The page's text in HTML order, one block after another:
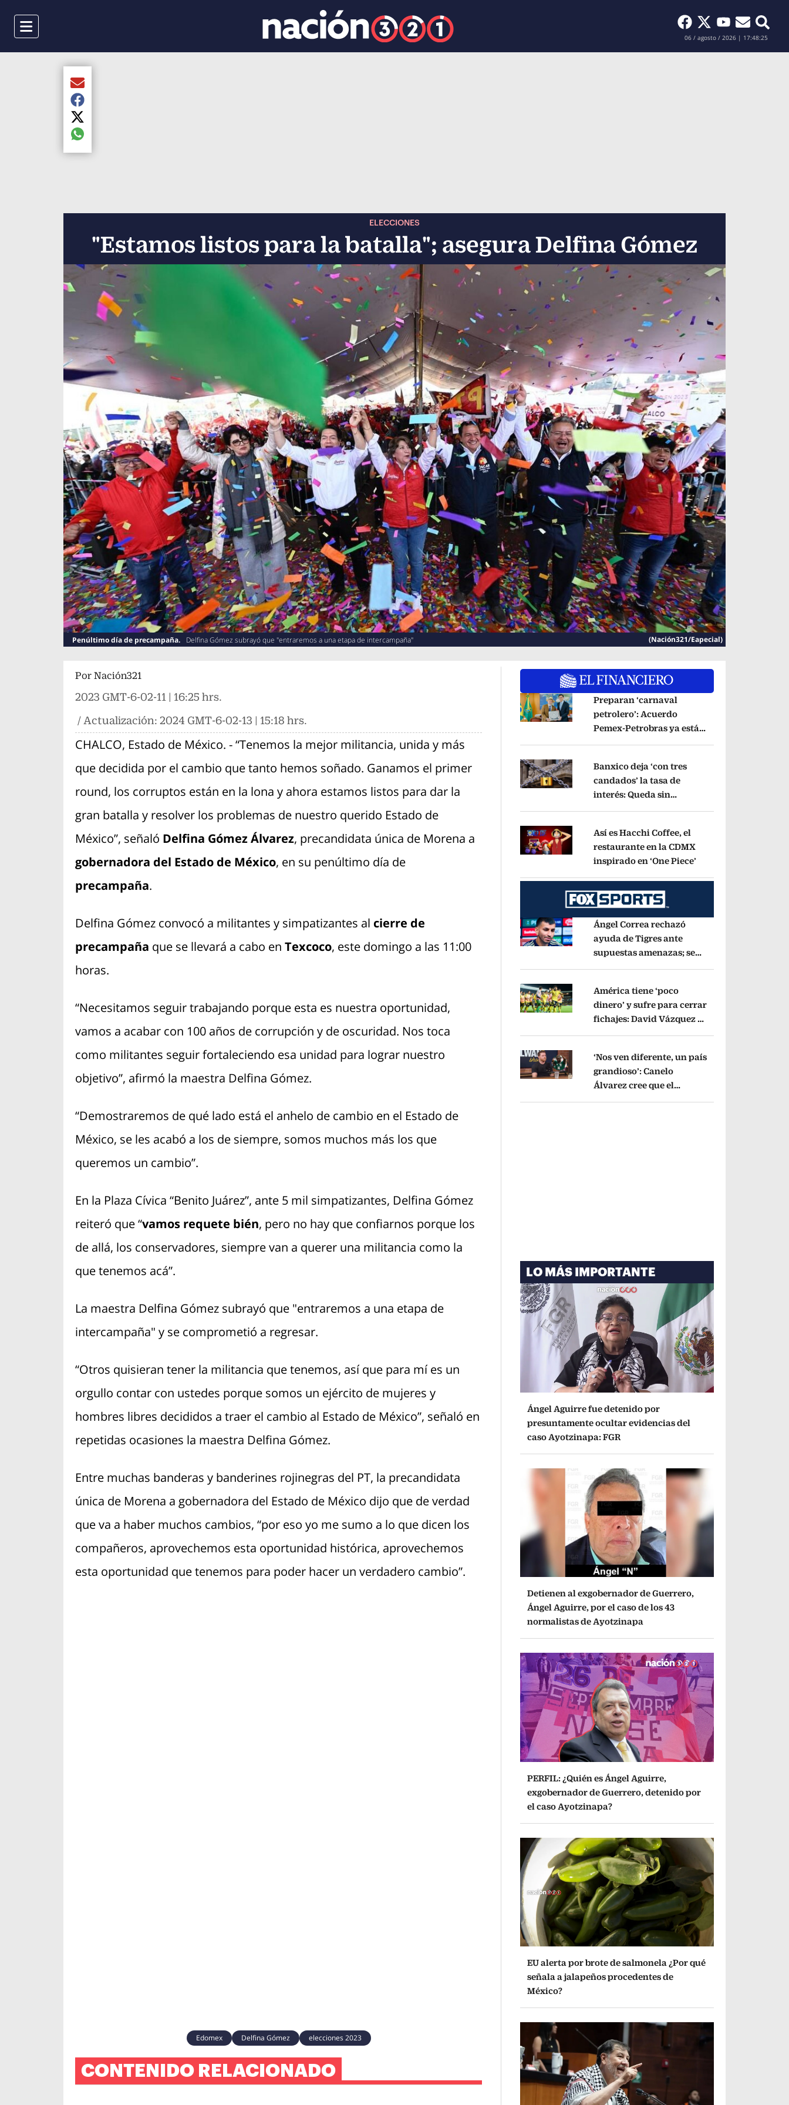
Menu Buscar
06 / agosto / 2026 | 17:48:26
ELECCIONES
"Estamos listos para la batalla"; asegura Delfina Gómez
Penúltimo día de precampaña. Delfina Gómez subrayó que "entraremos a una etapa de intercampaña" (Nación321/Eapecial)
Compartir el artículo actual mediante Email
Compartir el artículo actual mediante Facebook
Compartir el artículo actual mediante Twitter
Compartir el artículo actual mediante global.social-whatsapp
Por Nación321
2023 GMT-6-02-11 | 16:25 hrs.
/ Actualización: 2024 GMT-6-02-13 | 15:18 hrs.
CHALCO, Estado de México. - “Tenemos la mejor militancia, unida y más
que decidida por el cambio que tanto hemos soñado. Ganamos el primer
round, los corruptos están en la lona y ahora estamos listos para dar la
gran batalla y resolver los problemas de nuestro querido Estado de
México”, señaló Delfina Gómez Álvarez, precandidata única de Morena a
gobernadora del Estado de México, en su penúltimo día de
precampaña.
Delfina Gómez convocó a militantes y simpatizantes al cierre de
precampaña que se llevará a cabo en Texcoco, este domingo a las 11:00
horas.
“Necesitamos seguir trabajando porque esta es nuestra oportunidad,
vamos a acabar con 100 años de corrupción y de oscuridad. Nos toca
como militantes seguir fortaleciendo esa unidad para lograr nuestro
objetivo”, afirmó la maestra Delfina Gómez.
“Demostraremos de qué lado está el anhelo de cambio en el Estado de
México, se les acabó a los de siempre, somos muchos más los que
queremos un cambio”.
En la Plaza Cívica “Benito Juárez”, ante 5 mil simpatizantes, Delfina Gómez
reiteró que “vamos requete bién, pero no hay que confiarnos porque los
de allá, los conservadores, siempre van a querer una militancia como la
que tenemos acá”.
La maestra Delfina Gómez subrayó que "entraremos a una etapa de
intercampaña" y se comprometió a regresar.
“Otros quisieran tener la militancia que tenemos, así que para mí es un
orgullo contar con ustedes porque somos un ejército de mujeres y
hombres libres decididos a traer el cambio al Estado de México”, señaló en
repetidas ocasiones la maestra Delfina Gómez.
Entre muchas banderas y banderines rojinegras del PT, la precandidata
única de Morena a gobernadora del Estado de México dijo que de verdad
que va a haber muchos cambios, “por eso yo me sumo a lo que dicen los
compañeros, aprovechemos esta oportunidad histórica, aprovechemos
esta oportunidad que tenemos para poder hacer un verdadero cambio”.
Edomex Delfina Gómez elecciones 2023
CONTENIDO RELACIONADO
Opens in new window
Preparan ‘carnaval
petrolero’: Acuerdo
Pemex-Petrobras ya está
Opens in new window
Banxico deja ‘con tres
candados’ la tasa de
interés: Queda sin
Opens in new window
Así es Hacchi Coffee, el
restaurante en la CDMX
inspirado en ‘One Piece’
Opens in new window
Ángel Correa rechazó
ayuda de Tigres ante
supuestas amenazas; se
Opens in new window
América tiene ‘poco
dinero’ y sufre para cerrar
fichajes: David Vázquez se
Opens in new window
‘Nos ven diferente, un país
grandioso’: Canelo
Álvarez cree que el
LO MÁS IMPORTANTE
Ángel Aguirre fue detenido por
presuntamente ocultar evidencias del
caso Ayotzinapa: FGR
Detienen al exgobernador de Guerrero,
Ángel Aguirre, por el caso de los 43
normalistas de Ayotzinapa
PERFIL: ¿Quién es Ángel Aguirre,
exgobernador de Guerrero, detenido por
el caso Ayotzinapa?
EU alerta por brote de salmonela ¿Por qué
señala a jalapeños procedentes de
México?